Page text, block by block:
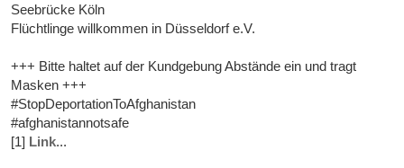
Seebrücke Köln
Flüchtlinge willkommen in Düsseldorf e.V.
+++ Bitte haltet auf der Kundgebung Abstände ein und tragt
Masken +++
#StopDeportationToAfghanistan
#afghanistannotsafe
[1] Link...